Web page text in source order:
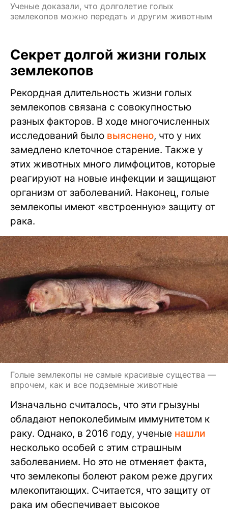
Ученые доказали, что долголетие голых
землекопов можно передать и другим животным
Секрет долгой жизни голых
землекопов
Рекордная длительность жизни голых
землекопов связана с совокупностью
разных факторов. В ходе многочисленных
исследований было выяснено, что у них
замедлено клеточное старение. Также у
этих животных много лимфоцитов, которые
реагируют на новые инфекции и защищают
организм от заболеваний. Наконец, голые
землекопы имеют «встроенную» защиту от
рака.
Голые землекопы не самые красивые существа —
впрочем, как и все подземные животные
Изначально считалось, что эти грызуны
обладают непоколебимым иммунитетом к
раку. Однако, в 2016 году, ученые нашли
несколько особей с этим страшным
заболеванием. Но это не отменяет факта,
что землекопы болеют раком реже других
млекопитающих. Считается, что защиту от
рака им обеспечивает высокое